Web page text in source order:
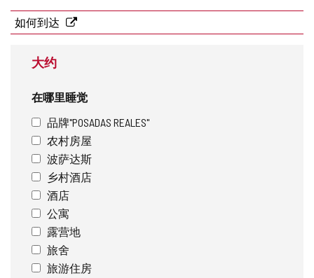
地
址
如何到达
大约
在哪里睡觉
品牌"POSADAS REALES"
农村房屋
波萨达斯
乡村酒店
酒店
公寓
露营地
旅舍
旅游住房